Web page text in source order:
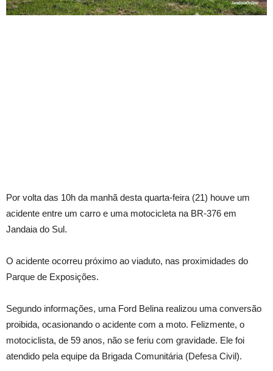
Por volta das 10h da manhã desta quarta-feira (21) houve um
acidente entre um carro e uma motocicleta na BR-376 em
Jandaia do Sul.
O acidente ocorreu próximo ao viaduto, nas proximidades do
Parque de Exposições.
Segundo informações, uma Ford Belina realizou uma conversão
proibida, ocasionando o acidente com a moto. Felizmente, o
motociclista, de 59 anos, não se feriu com gravidade. Ele foi
atendido pela equipe da Brigada Comunitária (Defesa Civil).